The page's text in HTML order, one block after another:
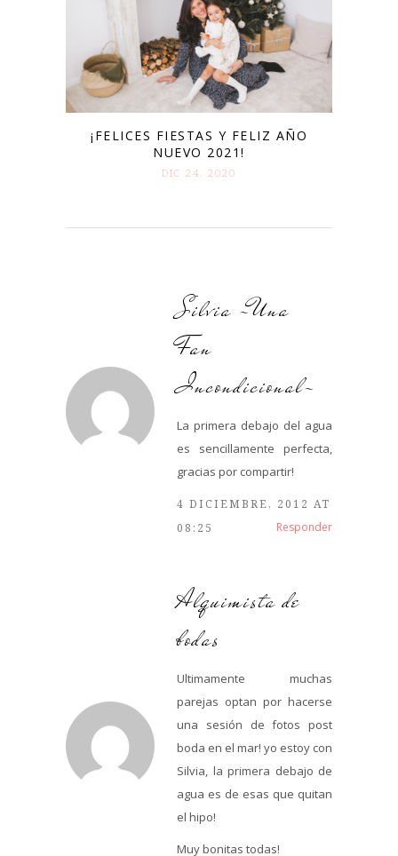
¡FELICES FIESTAS Y FELIZ AÑO
NUEVO 2021!
DIC 24. 2020
Silvia -Una
Fan
Incondicional-
La primera debajo del agua
es sencillamente perfecta,
gracias por compartir!
4 DICIEMBRE, 2012 AT
08:25
Responder
Alquimista de
bodas
Ultimamente muchas
parejas optan por hacerse
una sesión de fotos post
boda en el mar! yo estoy con
Silvia, la primera debajo de
agua es de esas que quitan
el hipo!
Muy bonitas todas!